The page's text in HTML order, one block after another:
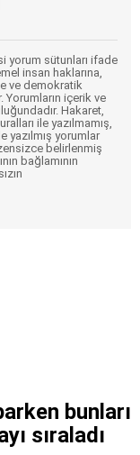
yorum sütunları ifade
insan haklarına,
ve demokratik
Yorumların içerik ve
Hakaret,
ile yazılmamış,
yazılmış yorumlar
belirlenmiş
bağlamının
bunları
sıraladı